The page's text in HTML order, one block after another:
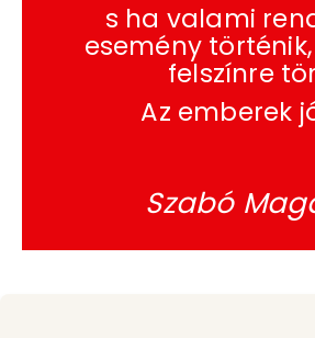
s ha valami
esemény
felszínre
Az emberek
Szabó